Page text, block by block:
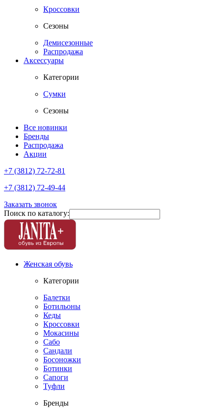
Кроссовки
Сезоны
Демисезонные
Распродажа
Аксессуары
Категории
Сумки
Сезоны
Все новинки
Бренды
Распродажа
Акции
+7 (3812) 72-72-81
+7 (3812) 72-49-44
Заказать звонок
Поиск по каталогу:
Женская обувь
Категории
Балетки
Ботильоны
Кеды
Кроссовки
Мокасины
Сабо
Сандали
Босоножки
Ботинки
Сапоги
Туфли
Бренды